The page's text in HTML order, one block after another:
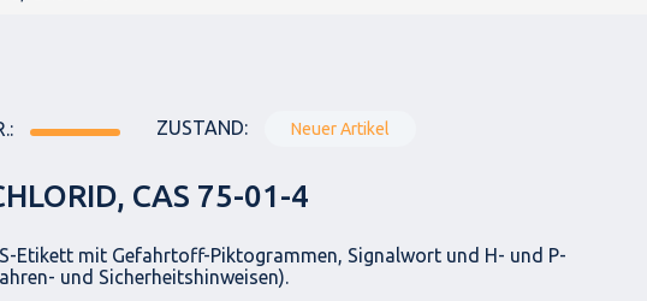
ZUSTAND: Neuer Artikel
CAS 75-01-4
Etikett mit Gefahrtoff-Piktogrammen, Signalwort und H- und P-
und Sicherheitshinweisen).